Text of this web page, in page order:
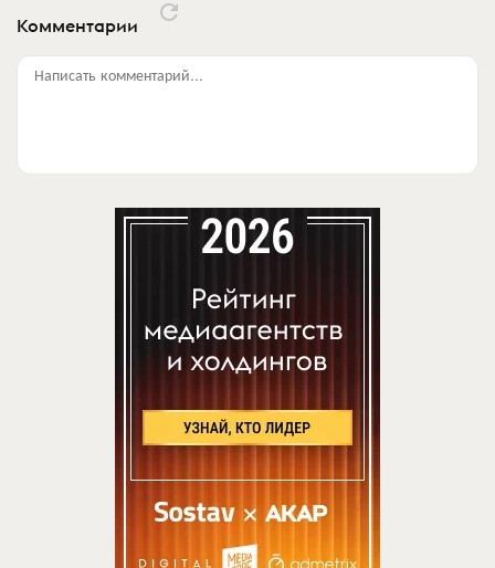
Комментарии
Написать комментарий...